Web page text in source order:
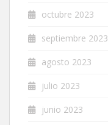
octubre 2023
septiembre 2023
agosto 2023
julio 2023
junio 2023